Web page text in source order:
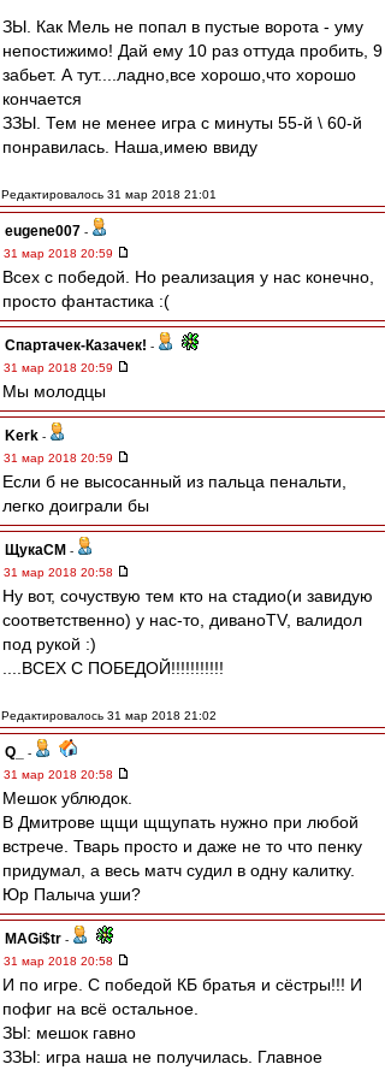
ЗЫ. Как Мель не попал в пустые ворота - уму
непостижимо! Дай ему 10 раз оттуда пробить, 9
забьет. А тут....ладно,все хорошо,что хорошо
кончается
ЗЗЫ. Тем не менее игра с минуты 55-й \ 60-й
понравилась. Наша,имею ввиду
Редактировалось 31 мар 2018 21:01
eugene007 -
31 мар 2018 20:59
Всех с победой. Но реализация у нас конечно,
просто фантастика :(
Спартачек-Казачек! -
31 мар 2018 20:59
Мы молодцы
Kerk -
31 мар 2018 20:59
Если б не высосанный из пальца пенальти,
легко доиграли бы
ЩукаСМ -
31 мар 2018 20:58
Ну вот, сочуствую тем кто на стадио(и завидую
соответственно) у нас-то, диваноTV, валидол
под рукой :)
....ВСЕХ С ПОБЕДОЙ!!!!!!!!!!!
Редактировалось 31 мар 2018 21:02
Q_
-
31 мар 2018 20:58
Мешок ублюдок.
В Дмитрове щщи щщупать нужно при любой
встрече. Тварь просто и даже не то что пенку
придумал, а весь матч судил в одну калитку.
Юр Палыча уши?
MAGi$tr -
31 мар 2018 20:58
И по игре. С победой КБ братья и сёстры!!! И
пофиг на всё остальное.
ЗЫ: мешок гавно
ЗЗЫ: игра наша не получилась. Главное